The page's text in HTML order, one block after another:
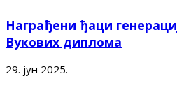
Награђени ђаци
Вукових диплома
29. јун 2025.